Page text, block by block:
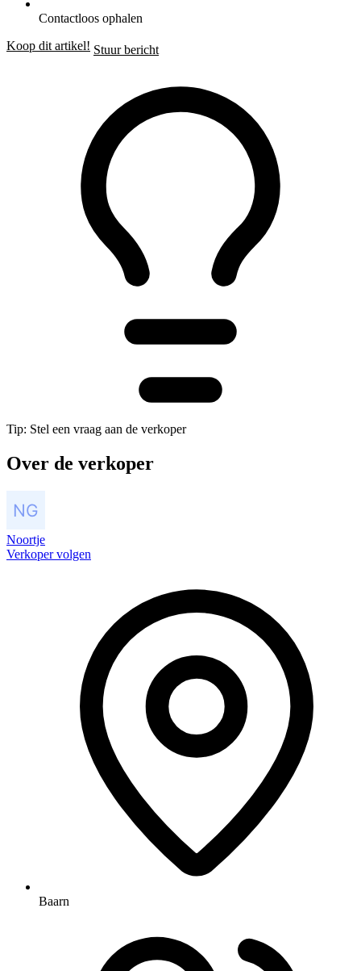
Contactloos ophalen
Koop dit artikel! Stuur bericht
Tip: Stel een vraag aan de verkoper
Over de verkoper
Noortje
Verkoper volgen
Baarn